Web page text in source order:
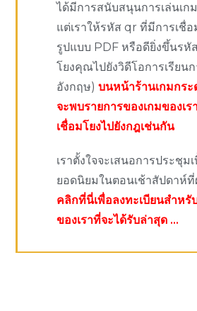
ได้มีการสนับสนุนการเล่นเก
แต่เราให้รหัส qr ที่มีการเชื่
รูปแบบ PDF หรือดียิ่งขึ้นรหั
โยงคุณไปยังวิดีโอการเรียน
อังกฤษ) บนหน้าร้านเกมกร
จะพบรายการของเกมของเ
เชื่อมโยงไปยังกฎเช่นกัน
เราตั้งใจจะเสนอการประชุม
ยอดนิยมในตอนเช้าสัปดาห์ที่
คลิกที่นี่เพื่อลงทะเบียนสำหรั
ของเราที่จะได้รับล่าสุด …